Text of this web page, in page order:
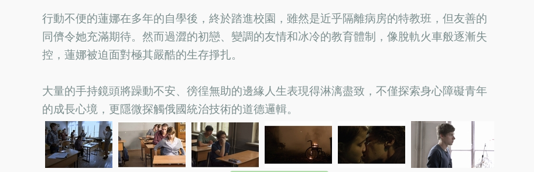
行動不便的蓮娜在多年的自學後，終於踏進校園，雖然是近乎隔離病房的特教班，但友善的
同儕令她充滿期待。然而過澀的初戀、變調的友情和冰冷的教育體制，像脫軌火車般逐漸失
控，蓮娜被迫面對極其嚴酷的生存掙扎。
大量的手持鏡頭將躁動不安、徬徨無助的邊緣人生表現得淋漓盡致，不僅探索身心障礙青年
的成長心境，更隱微探觸俄國統治技術的道德邏輯。